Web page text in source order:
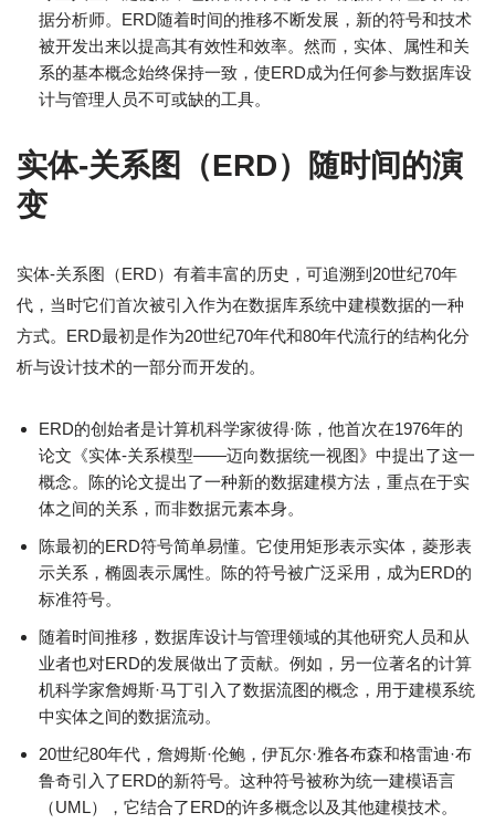
据分析师。ERD随着时间的推移不断发展，新的符号和技术
被开发出来以提高其有效性和效率。然而，实体、属性和关
系的基本概念始终保持一致，使ERD成为任何参与数据库设
计与管理人员不可或缺的工具。
实体-关系图（ERD）随时间的演
变
实体-关系图（ERD）有着丰富的历史，可追溯到20世纪70年
代，当时它们首次被引入作为在数据库系统中建模数据的一种
方式。ERD最初是作为20世纪70年代和80年代流行的结构化分
析与设计技术的一部分而开发的。
ERD的创始者是计算机科学家彼得·陈，他首次在1976年的
论文《实体-关系模型——迈向数据统一视图》中提出了这一
概念。陈的论文提出了一种新的数据建模方法，重点在于实
体之间的关系，而非数据元素本身。
陈最初的ERD符号简单易懂。它使用矩形表示实体，菱形表
示关系，椭圆表示属性。陈的符号被广泛采用，成为ERD的
标准符号。
随着时间推移，数据库设计与管理领域的其他研究人员和从
业者也对ERD的发展做出了贡献。例如，另一位著名的计算
机科学家詹姆斯·马丁引入了数据流图的概念，用于建模系统
中实体之间的数据流动。
20世纪80年代，詹姆斯·伦鲍，伊瓦尔·雅各布森和格雷迪·布
鲁奇引入了ERD的新符号。这种符号被称为统一建模语言
（UML），它结合了ERD的许多概念以及其他建模技术。